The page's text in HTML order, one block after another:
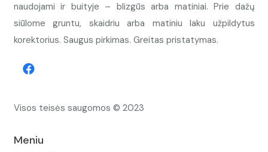
naudojami ir buityje – blizgūs arba matiniai. Prie dažų
siūlome gruntu, skaidriu arba matiniu laku užpildytus
korektorius. Saugus pirkimas. Greitas pristatymas.
Visos teisės saugomos © 2023
Meniu